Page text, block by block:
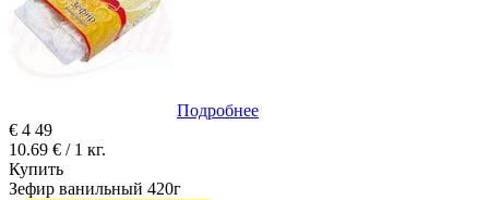
Подробнее
€ 4 49
10.69 € / 1 кг.
Купить
Зефир ванильный 420г